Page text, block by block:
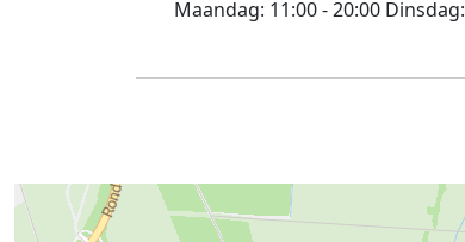
Maandag: 11:00 - 20:00 Dinsdag: